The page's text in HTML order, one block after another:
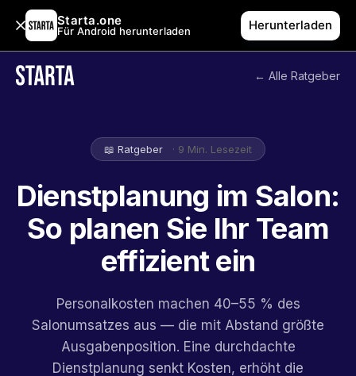
Starta.one
Für Android herunterladen Herunterladen
← Alle Ratgeber
📖 Ratgeber · 9 Min. Lesezeit
Dienstplanung im Salon:
So planen Sie Ihr Team
effizient ein
Personalkosten machen 40–55 % des
Salonumsatzes aus — die mit Abstand größte
Ausgabenposition. Eine durchdachte
Dienstplanung senkt Kosten, erhöht die